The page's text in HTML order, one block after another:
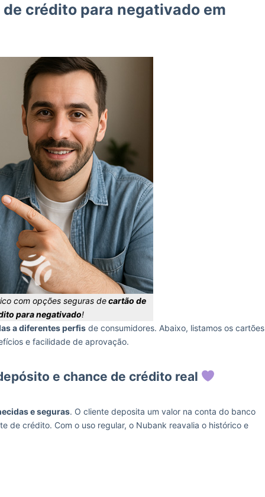
crédito para negativado em
com opções seguras decartão de
para negativado!
a diferentes perfis de consumidores. Abaixo, listamos os cartões
e facilidade de aprovação.
e chance de crédito real
e seguras. O cliente deposita um valor na conta do banco
de crédito. Com o uso regular, o Nubank reavalia o histórico e